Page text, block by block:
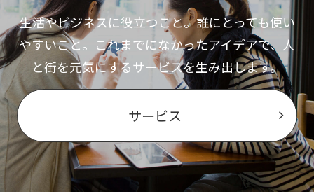
生活やビジネスに役立つこと。誰にとっても使い
やすいこと。これまでになかったアイデアで、人
と街を元気にするサービスを生み出します。
サービス